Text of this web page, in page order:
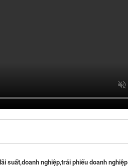
lãi suất,doanh nghiệp,trái phiếu doanh nghiệp